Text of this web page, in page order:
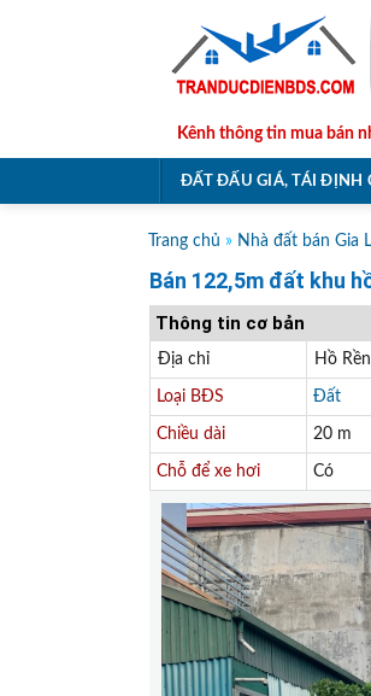
Kênh thông tin mua bán
ĐẤT ĐẤU GIÁ, TÁI ĐỊNH
Trang chủ » Nhà đất bán Gia
Bán 122,5m đất khu
Thông tin cơ bản
Địa chỉ Hồ
Loại BĐS Đất
Chiều dài 20 m
Chỗ để xe hơi Có